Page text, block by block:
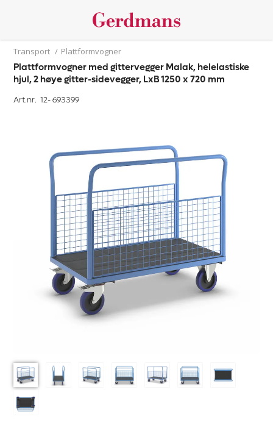
Transport / Plattformvogner
Plattformvogner med gittervegger Malak, helelastiske
hjul, 2 høye gitter-sidevegger, LxB 1250 x 720 mm
Art.nr. 12-693399